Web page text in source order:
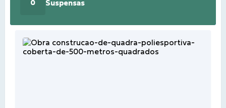
0 Suspensas